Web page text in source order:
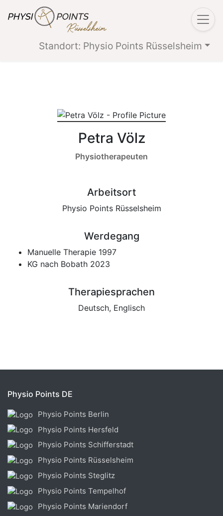
Standort: Physio Points Rüsselsheim
Petra Völz
Physiotherapeuten
Arbeitsort
Physio Points Rüsselsheim
Werdegang
Manuelle Therapie 1997
KG nach Bobath 2023
Therapiesprachen
Deutsch, Englisch
Physio Points DE
Physio Points Berlin
Physio Points Hersfeld
Physio Points Schifferstadt
Physio Points Rüsselsheim
Physio Points Steglitz
Physio Points Tempelhof
Physio Points Mariendorf